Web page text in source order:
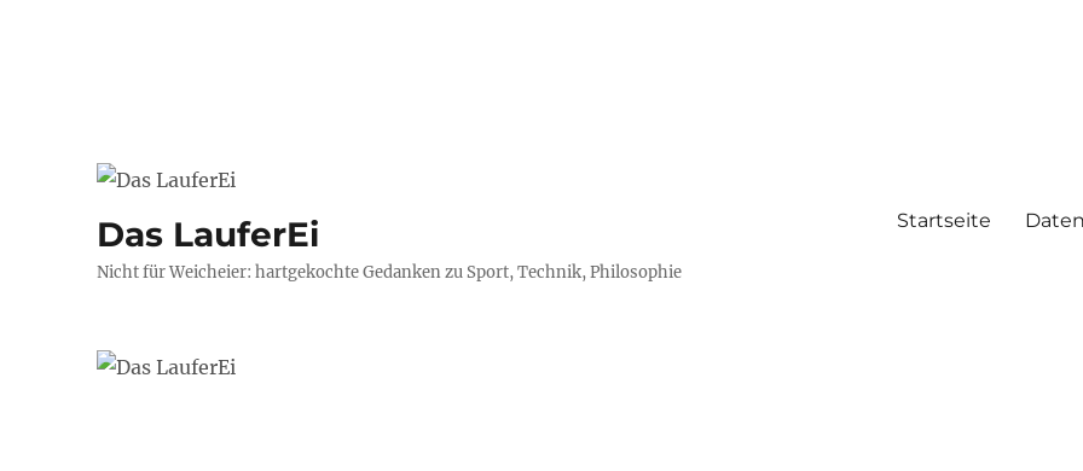
Das LauferEi
Nicht für Weicheier: hartgekochte Gedanken zu Sport, Technik, Philosophie
Startseite